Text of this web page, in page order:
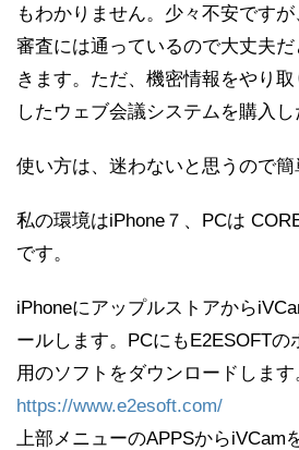
もわかりません。少々不安です
審査には通っているので大丈夫
きます。ただ、機密情報をやり
したウェブ会議システムを購入し
使い方は、迷わないと思うので簡
私の環境はiPhone７、PCは
です。
iPhoneにアップルストアから
ールします。PCにもE2ESOFTの
用のソフトをダウンロードします
https://www.e2esoft.com/
上部メニューのAPPSからiVCam